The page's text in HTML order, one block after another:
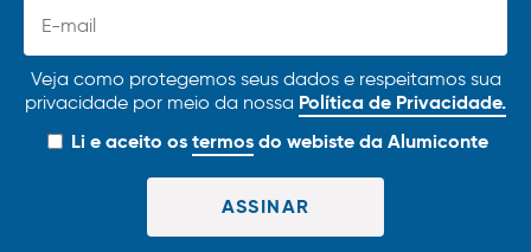
Veja como protegemos seus dados e respeitamos sua
privacidade por meio da nossa Política de Privacidade.
Li e aceito ostermosdo webiste da Alumiconte